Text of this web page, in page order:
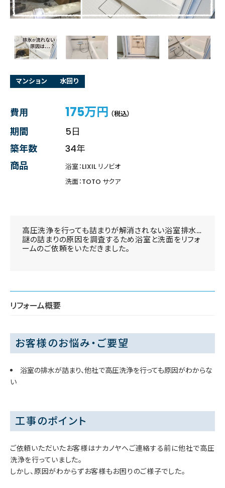
マンション 水回り
費用 175万円 （税込）
期間
5日
築年数
34年
商品
浴室：LIXIL リノビオ
洗面：TOTO サクア
高圧洗浄を行っても詰まりが解消されない浴室排水…
謎の詰まりの原因を調査するため浴室と洗面をリフォ
ームのご依頼をいただきました。
リフォーム概要
お客様のお悩み・ご要望
浴室の排水が詰まり、他社で高圧洗浄を行っても原因がわからな
い
工事のポイント
ご依頼いただいたお客様はナカノヤへご連絡する前に他社で高圧
洗浄を行っていました。
しかし、原因がわからずお客様もお困りのご様子でした。